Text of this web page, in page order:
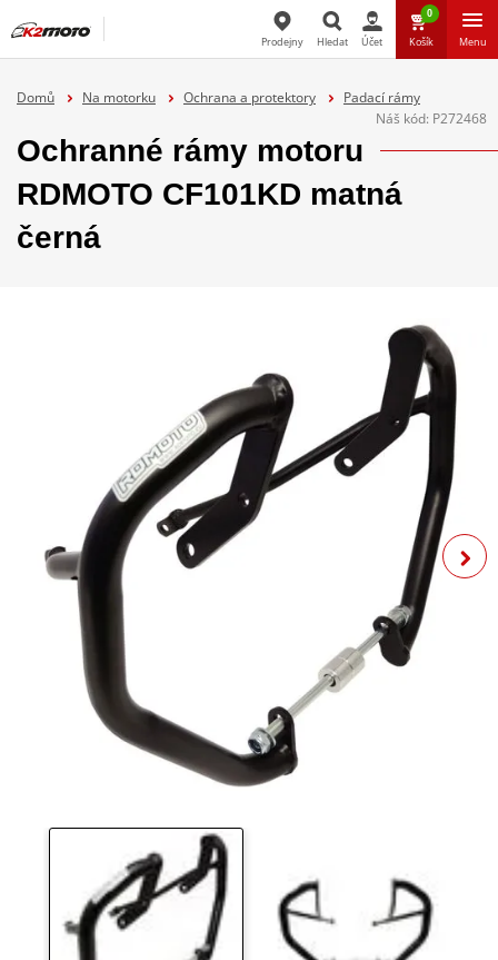
Hledat
Prodejny Hledat Účet
0
Košík Menu
Domů Na motorku Ochrana a protektory
Padací rámy
Náš kód: P272468
Ochranné rámy motoru
RDMOTO CF101KD matná
černá